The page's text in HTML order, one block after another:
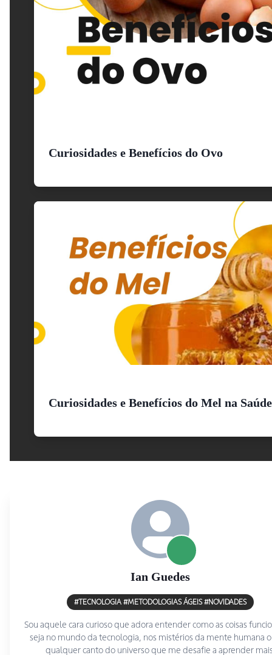
Curiosidades e Benefícios do Ovo
Curiosidades e Benefícios do Mel na Saúde
Ian Guedes
#TECNOLOGIA #METODOLOGIAS ÁGEIS #NOVIDADES
Sou aquele cara curioso que adora entender como as coisas
seja no mundo da tecnologia, nos mistérios da mente humana
qualquer canto do universo que me desafie a aprender